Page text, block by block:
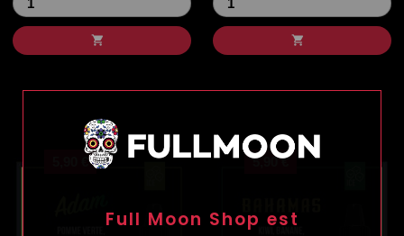
Full Moon Shop est
 
5,90 € 5,90 €